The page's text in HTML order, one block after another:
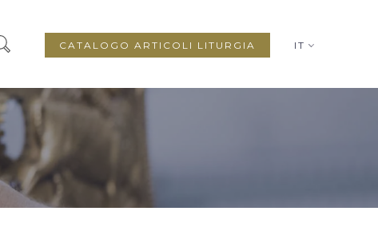
IT
CATALOGO ARTICOLI LITURGIA